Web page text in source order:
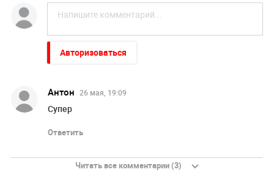
Авторизоваться
Антон 26 мая, 19:09
Супер
Ответить
Читать все комментарии (3)